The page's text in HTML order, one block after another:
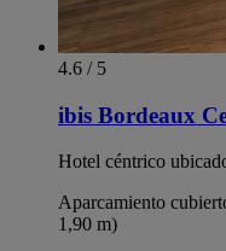
4.6 / 5
ibis Bordeaux
Hotel céntrico
Aparcamiento
1,90 m)